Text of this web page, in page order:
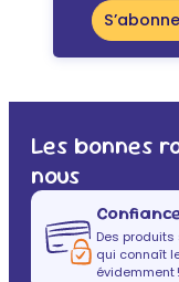
Les bonnes
nous
Des
qui connaît
évidemment